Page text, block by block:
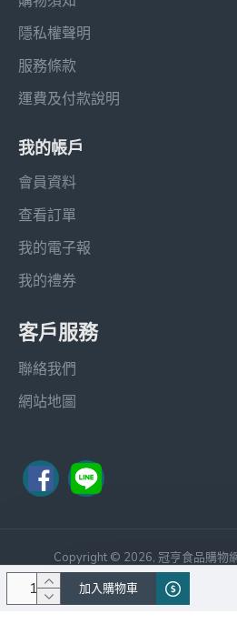
加入購物車
隱私權聲明
服務條款
運費及付款說明
我的帳戶
會員資料
查看訂單
我的電子報
我的禮券
客戶服務
聯絡我們
網站地圖
Copyright © 2026, 冠亨食品購物
Theme By Journal 3,中文